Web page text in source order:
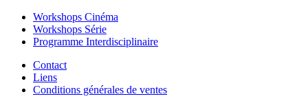
Workshops Cinéma
Workshops Série
Programme Interdisciplinaire
Contact
Liens
Conditions générales de ventes